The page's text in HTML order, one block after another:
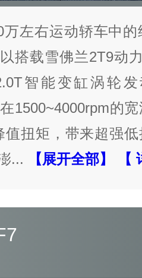
万左右运动轿车中
搭载雪佛兰2T9动
智能变缸涡轮
1500~4000rpm的
值扭矩，带来超强
... 【展开全部】 【